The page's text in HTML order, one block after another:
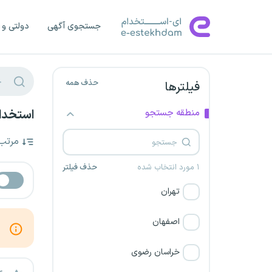
جستجوی آگهی دولتی
فیلترها حذف همه
منطقه جستجو
۱ مورد انتخاب شده حذف فیلتر
تهران
اصفهان
خراسان رضوی